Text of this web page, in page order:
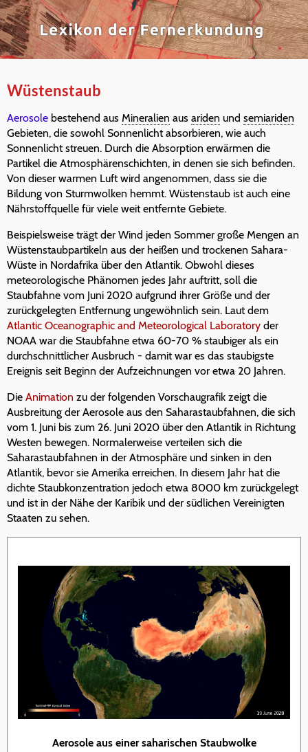
Wüstenstaub
Aerosole bestehend aus Mineralien aus ariden und semiariden
Gebieten, die sowohl Sonnenlicht absorbieren, wie auch
Sonnenlicht streuen. Durch die Absorption erwärmen die
Partikel die Atmosphärenschichten, in denen sie sich befinden.
Von dieser warmen Luft wird angenommen, dass sie die
Bildung von Sturmwolken hemmt. Wüstenstaub ist auch eine
Nährstoffquelle für viele weit entfernte Gebiete.
Beispielsweise trägt der Wind jeden Sommer große Mengen an
Wüstenstaubpartikeln aus der heißen und trockenen Sahara-
Wüste in Nordafrika über den Atlantik. Obwohl dieses
meteorologische Phänomen jedes Jahr auftritt, soll die
Staubfahne vom Juni 2020 aufgrund ihrer Größe und der
zurückgelegten Entfernung ungewöhnlich sein. Laut dem
Atlantic Oceanographic and Meteorological Laboratory der
NOAA war die Staubfahne etwa 60-70 % staubiger als ein
durchschnittlicher Ausbruch - damit war es das staubigste
Ereignis seit Beginn der Aufzeichnungen vor etwa 20 Jahren.
Die Animation zu der folgenden Vorschaugrafik zeigt die
Ausbreitung der Aerosole aus den Saharastaubfahnen, die sich
vom 1. Juni bis zum 26. Juni 2020 über den Atlantik in Richtung
Westen bewegen. Normalerweise verteilen sich die
Saharastaubfahnen in der Atmosphäre und sinken in den
Atlantik, bevor sie Amerika erreichen. In diesem Jahr hat die
dichte Staubkonzentration jedoch etwa 8000 km zurückgelegt
und ist in der Nähe der Karibik und der südlichen Vereinigten
Staaten zu sehen.
Aerosole aus einer saharischen Staubwolke